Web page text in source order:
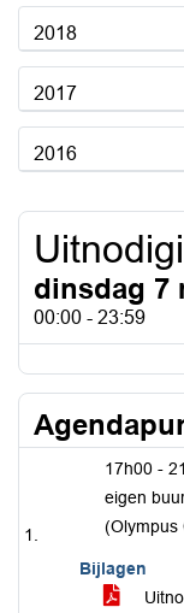
2018
2017
2016
dinsdag 7
00:00 - 23:59
17h00 -
eigen
(Olympus
Bijlagen